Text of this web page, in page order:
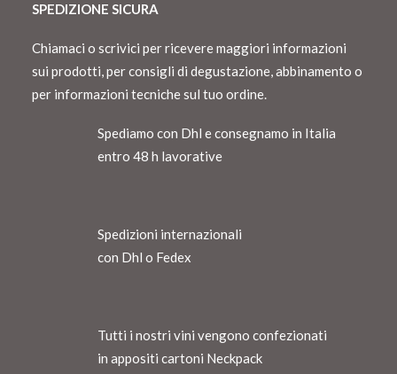
SPEDIZIONE SICURA
Chiamaci o scrivici per ricevere maggiori informazioni
sui prodotti, per consigli di degustazione, abbinamento o
per informazioni tecniche sul tuo ordine.
Spediamo con Dhl e consegnamo in Italia
entro 48 h lavorative
Spedizioni internazionali
con Dhl o Fedex
Tutti i nostri vini vengono confezionati
in appositi cartoni Neckpack